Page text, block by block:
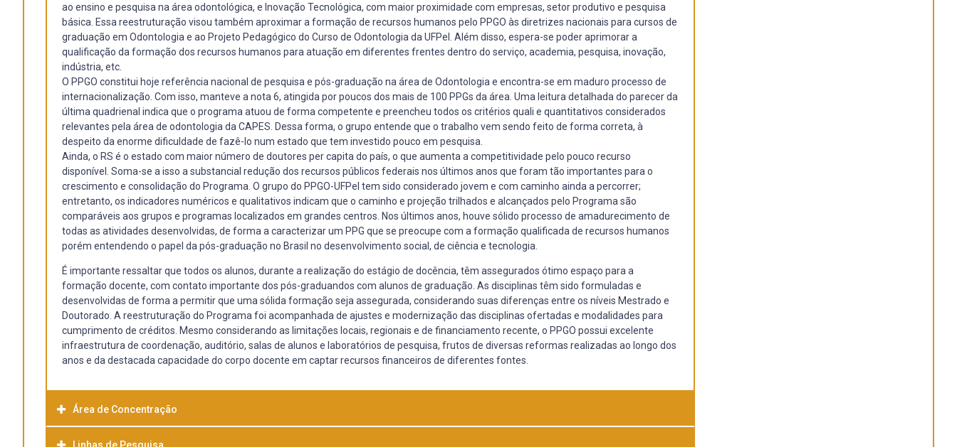
ao ensino e pesquisa na área odontológica, e Inovação Tecnológica, com maior proximidade com empresas, setor produtivo e pesquisa
básica. Essa reestruturação visou também aproximar a formação de recursos humanos pelo PPGO às diretrizes nacionais para cursos de
graduação em Odontologia e ao Projeto Pedagógico do Curso de Odontologia da UFPel. Além disso, espera-se poder aprimorar a
qualificação da formação dos recursos humanos para atuação em diferentes frentes dentro do serviço, academia, pesquisa, inovação,
indústria, etc.
O PPGO constitui hoje referência nacional de pesquisa e pós-graduação na área de Odontologia e encontra-se em maduro processo de
internacionalização. Com isso, manteve a nota 6, atingida por poucos dos mais de 100 PPGs da área. Uma leitura detalhada do parecer da
última quadrienal indica que o programa atuou de forma competente e preencheu todos os critérios quali e quantitativos considerados
relevantes pela área de odontologia da CAPES. Dessa forma, o grupo entende que o trabalho vem sendo feito de forma correta, à
despeito da enorme dificuldade de fazê-lo num estado que tem investido pouco em pesquisa.
Ainda, o RS é o estado com maior número de doutores per capita do país, o que aumenta a competitividade pelo pouco recurso
disponível. Soma-se a isso a substancial redução dos recursos públicos federais nos últimos anos que foram tão importantes para o
crescimento e consolidação do Programa. O grupo do PPGO-UFPel tem sido considerado jovem e com caminho ainda a percorrer;
entretanto, os indicadores numéricos e qualitativos indicam que o caminho e projeção trilhados e alcançados pelo Programa são
comparáveis aos grupos e programas localizados em grandes centros. Nos últimos anos, houve sólido processo de amadurecimento de
todas as atividades desenvolvidas, de forma a caracterizar um PPG que se preocupe com a formação qualificada de recursos humanos
porém entendendo o papel da pós-graduação no Brasil no desenvolvimento social, de ciência e tecnologia.
É importante ressaltar que todos os alunos, durante a realização do estágio de docência, têm assegurados ótimo espaço para a
formação docente, com contato importante dos pós-graduandos com alunos de graduação. As disciplinas têm sido formuladas e
desenvolvidas de forma a permitir que uma sólida formação seja assegurada, considerando suas diferenças entre os níveis Mestrado e
Doutorado. A reestruturação do Programa foi acompanhada de ajustes e modernização das disciplinas ofertadas e modalidades para
cumprimento de créditos. Mesmo considerando as limitações locais, regionais e de financiamento recente, o PPGO possui excelente
infraestrutura de coordenação, auditório, salas de alunos e laboratórios de pesquisa, frutos de diversas reformas realizadas ao longo dos
anos e da destacada capacidade do corpo docente em captar recursos financeiros de diferentes fontes.
Área de Concentração
Linhas de Pesquisa